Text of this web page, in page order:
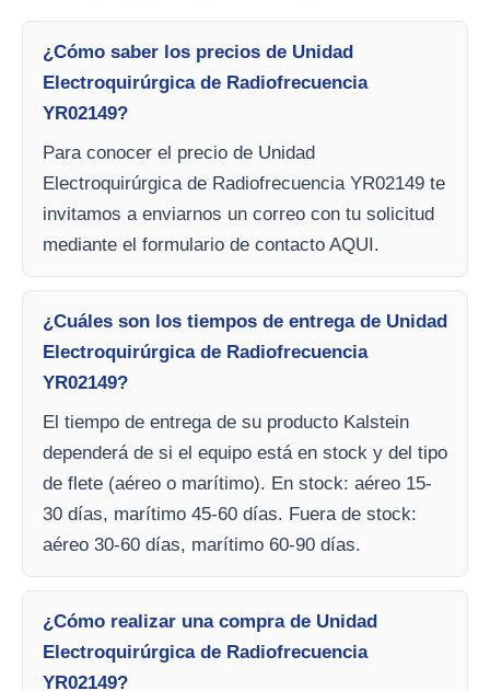
¿Cómo saber los precios de Unidad
Electroquirúrgica de Radiofrecuencia
YR02149?
Para conocer el precio de Unidad
Electroquirúrgica de Radiofrecuencia YR02149 te
invitamos a enviarnos un correo con tu solicitud
mediante el formulario de contacto AQUI.
¿Cuáles son los tiempos de entrega de Unidad
Electroquirúrgica de Radiofrecuencia
YR02149?
El tiempo de entrega de su producto Kalstein
dependerá de si el equipo está en stock y del tipo
de flete (aéreo o marítimo). En stock: aéreo 15-
30 días, marítimo 45-60 días. Fuera de stock:
aéreo 30-60 días, marítimo 60-90 días.
¿Cómo realizar una compra de Unidad
Electroquirúrgica de Radiofrecuencia
YR02149?